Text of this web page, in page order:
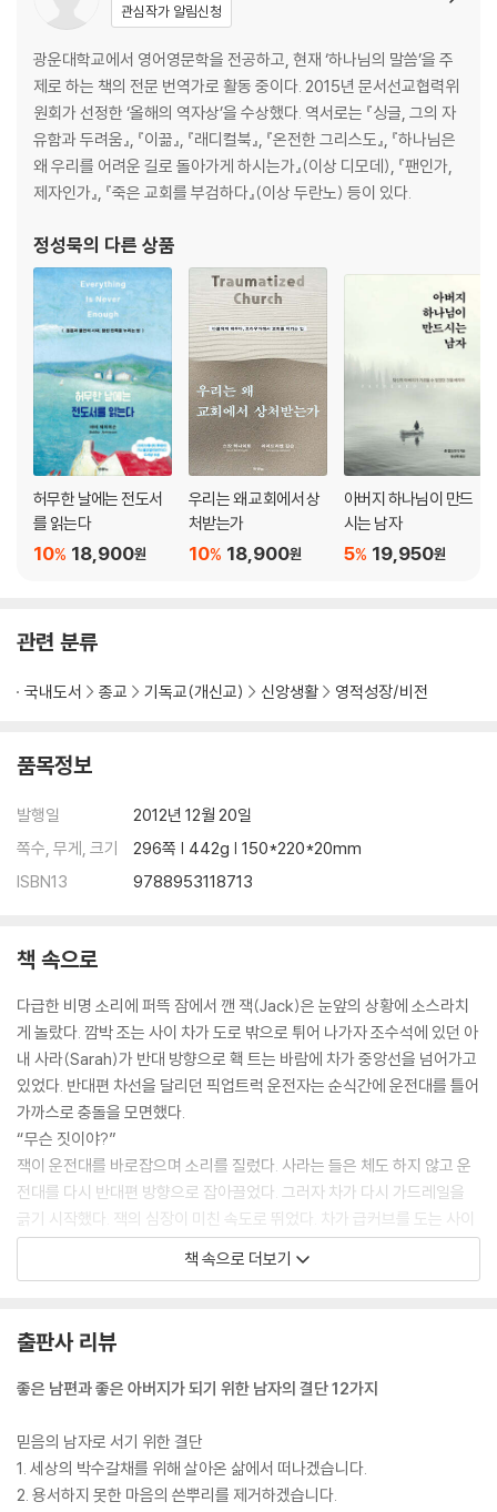
관심작가 알림신청
광운대학교에서 영어영문학을 전공하고, 현재 ‘하나님의 말씀’을 주
제로 하는 책의 전문 번역가로 활동 중이다. 2015년 문서선교협력위
원회가 선정한 ‘올해의 역자상’을 수상했다. 역서로는 『싱글, 그의 자
유함과 두려움』, 『이끎』, 『래디컬북』, 『온전한 그리스도』, 『하나님은
왜 우리를 어려운 길로 돌아가게 하시는가』(이상 디모데), 『팬인가,
제자인가』, 『죽은 교회를 부검하다』(이상 두란노) 등이 있다.
정성묵의 다른 상품
허무한 날에는 전도서
를 읽는다
18,900원
10%
우리는 왜 교회에서 상
처받는가
18,900원
10%
아버지 하나님이 만드
시는 남자
19,950원
5%
관련 분류
국내도서 종교 기독교(개신교) 신앙생활 영적성장/비전
품목정보
발행일
2012년 12월 20일
쪽수, 무게, 크기
296쪽 | 442g | 150*220*20mm
ISBN13
9788953118713
책 속으로
다급한 비명 소리에 퍼뜩 잠에서 깬 잭(Jack)은 눈앞의 상황에 소스라치
게 놀랐다. 깜박 조는 사이 차가 도로 밖으로 튀어 나가자 조수석에 있던 아
내 사라(Sarah)가 반대 방향으로 홱 트는 바람에 차가 중앙선을 넘어가고
있었다. 반대편 차선을 달리던 픽업트럭 운전자는 순식간에 운전대를 틀어
가까스로 충돌을 모면했다.
“무슨 짓이야?”
잭이 운전대를 바로잡으며 소리를 질렀다. 사라는 들은 체도 하지 않고 운
전대를 다시 반대편 방향으로 잡아끌었다. 그러자 차가 다시 가드레일을
긁기 시작했다. 잭의 심장이 미친 속도로 뛰었다. 차가 급커브를 도는 사이
뒷좌석에 있는 세 아이 모두 날카로운 비명을 질렀다.
“여보, 내가 운전대를 잡고 있으니까 어서 놔.”
가족이 죽게 생겼다. 하지만 정신을 차려야 했다.
가족을 위험에 빠뜨린 사람이 자신이지만 지금 가족을 구해 낼 수 있는 사
잭이 급브레이크를 밟자 차가 끼익 소리를 내며 노면을 타고 미끄러졌다.
그 바람에 가족들의 몸이 앞으로 쏠렸지만 다행히 안전벨트가 단단히 붙잡
아 주었다. 타이어가 연기를 내며 가드레일 코 앞에서 가까스로 멈춰 섰다.
책 속으로 더보기
출판사 리뷰
좋은 남편과 좋은 아버지가 되기 위한 남자의 결단 12가지
믿음의 남자로 서기 위한 결단
1. 세상의 박수갈채를 위해 살아온 삶에서 떠나겠습니다.
2. 용서하지 못한 마음의 쓴뿌리를 제거하겠습니다.